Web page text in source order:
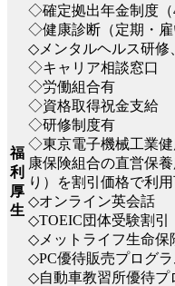
福
利
厚
生
◇確定拠出年金制度（
◇健康診断（定期・雇
◇メンタルヘルス研修
◇キャリア相談窓口
◇労働組合有
◇資格取得祝金支給
◇研修制度有
◇東京電子機械工業
康保険組合の直営保
り）を割引価格で利
◇オンライン英会話
◇TOEIC団体受験割引
◇メットライフ生命保
◇PC優待販売プログラ
◇自動車教習所優待プ